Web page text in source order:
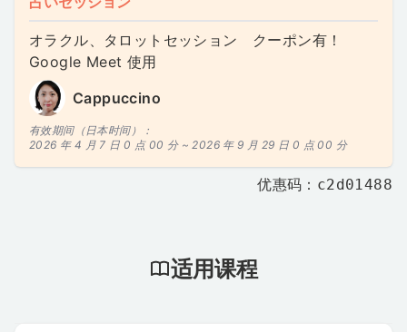
オラクル、タロットセッション クーポン有！
Google Meet 使用
Cappuccino
有效期间（日本时间）：
2026 年 4 月 7 日 0 点 00 分 ~2026 年 9 月 29 日 0 点 00 分
优惠码：c2d01488
适用课程